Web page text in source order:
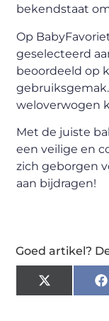
bekendstaat
Op
geselecteerd
beoordeeld op
weloverwogen
Met de juiste
een veilige en
zich geborgen
aan bijdragen!
Goed artikel?
X
(Twitter)